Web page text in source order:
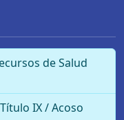
de Salud
IX / Acoso